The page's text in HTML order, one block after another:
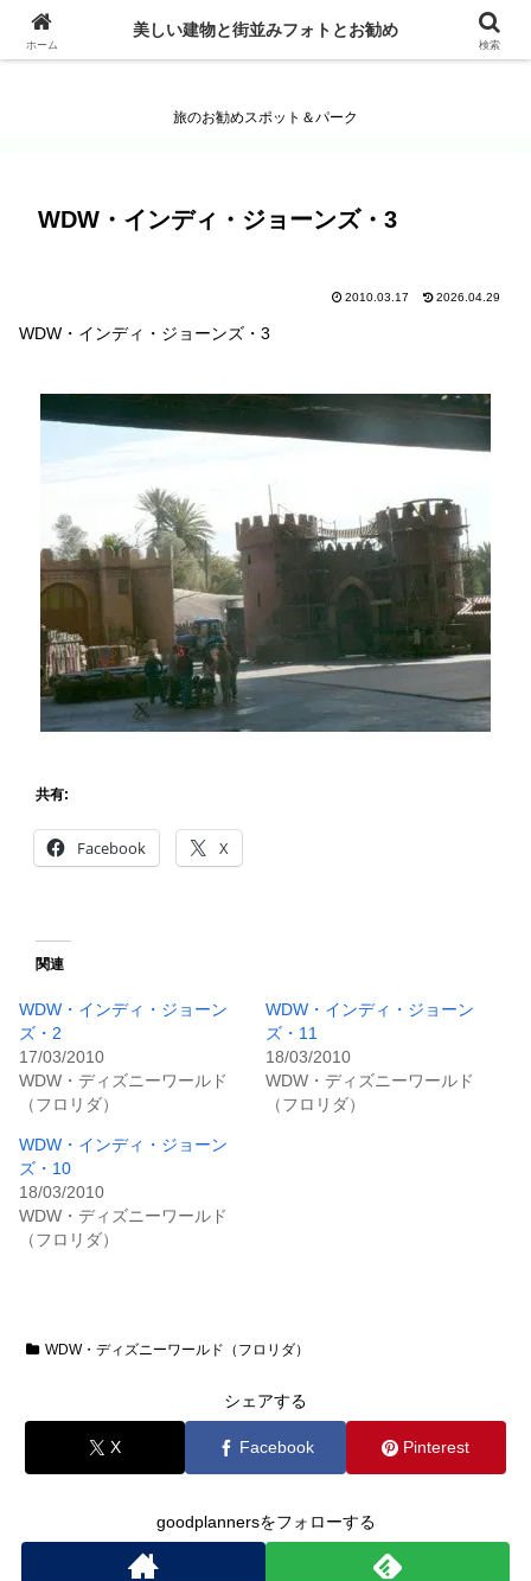
美しい建物と街並みフォトとお勧め
旅のお勧めスポット＆パーク
WDW・インディ・ジョーンズ・3
2010.03.17 2026.04.29
WDW・インディ・ジョーンズ・3
共有:
Facebook X
関連
WDW・インディ・ジョーン
ズ・2
17/03/2010
WDW・ディズニーワールド
（フロリダ）
WDW・インディ・ジョーン
ズ・11
18/03/2010
WDW・ディズニーワールド
（フロリダ）
WDW・インディ・ジョーン
ズ・10
18/03/2010
WDW・ディズニーワールド
（フロリダ）
WDW・ディズニーワールド（フロリダ）
シェアする
X Facebook Pinterest
goodplannersをフォローする
ホーム
美しい建物と街並みフォトとお勧め
検索